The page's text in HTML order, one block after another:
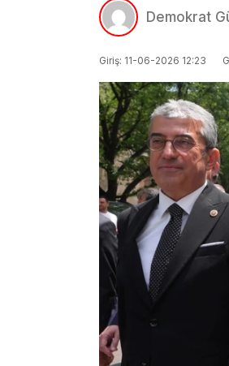
Demokrat
Giriş: 11-06-2026 12:23